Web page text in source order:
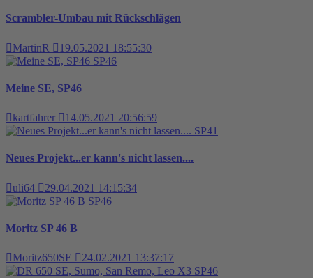
Scrambler-Umbau mit Rückschlägen
MartinR
19.05.2021 18:55:30
SP46
Meine SE, SP46
kartfahrer
14.05.2021 20:56:59
SP41
Neues Projekt...er kann's nicht lassen....
uli64
29.04.2021 14:15:34
SP46
Moritz SP 46 B
Moritz650SE
24.02.2021 13:37:17
SP46